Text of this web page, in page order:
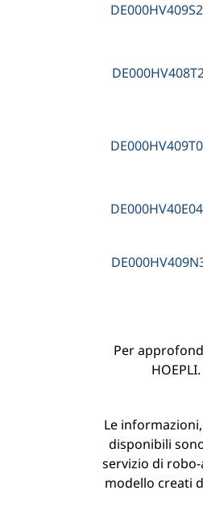
DE000HV409S2
DE000HV409T0
DE000HV40E04
Per
Le
disponibili
servizio di
modello creati